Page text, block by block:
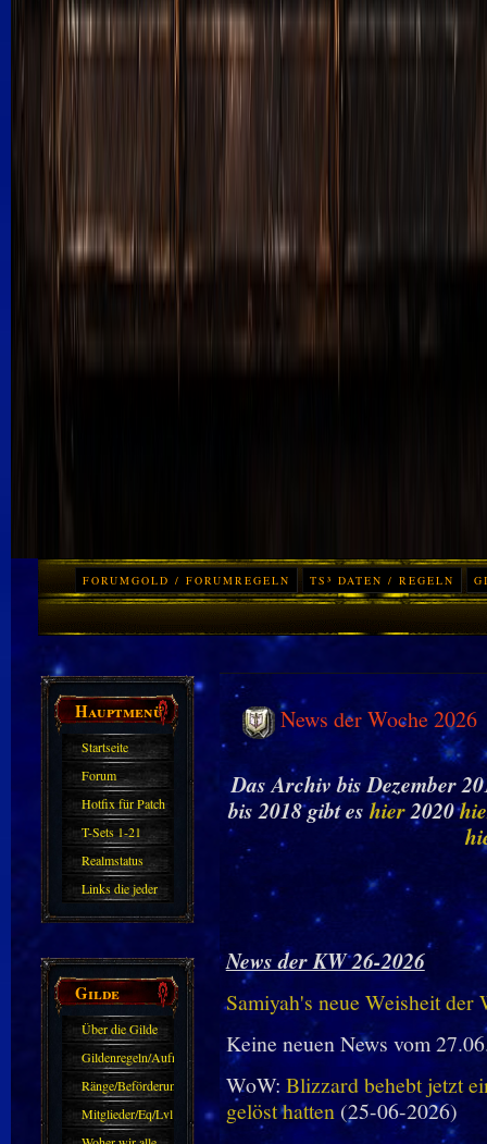
FORUMGOLD / FORUMREGELN TS³ DATEN / REGELN
Hauptmenü
Startseite
Forum
Hotfix für Patch
11.X
T-Sets 1-21
Realmstatus
Links die jeder
kennen sollte?!
Gilde
Über die Gilde
(DAW)
Gildenregeln/Aufnahme
Ränge/Beförderungen
Mitglieder/Eq/Lvl
News der Woche 2026
Das Archiv bis Dezember
bis 2018 gibt es hier2020
News der KW 26-2026
Samiyah's neue Weisheit der
Keine neuen News vom
WoW: Blizzard behebt jetzt
gelöst hatten(25-06-2026)